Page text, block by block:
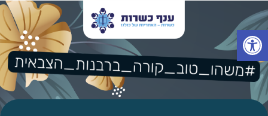
פתח סרגל נגישות